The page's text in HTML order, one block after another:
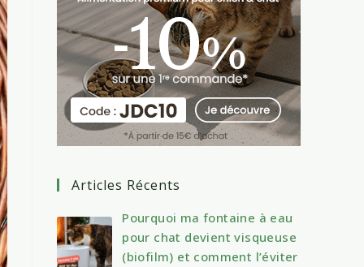
Articles Récents
Pourquoi ma fontaine à eau
pour chat devient visqueuse
(biofilm) et comment l’éviter